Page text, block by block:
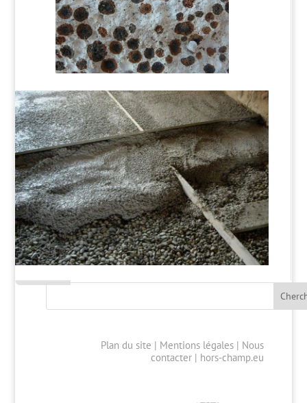
Plan du site | Mentions légales | Nous
contacter | hors-champ.eu